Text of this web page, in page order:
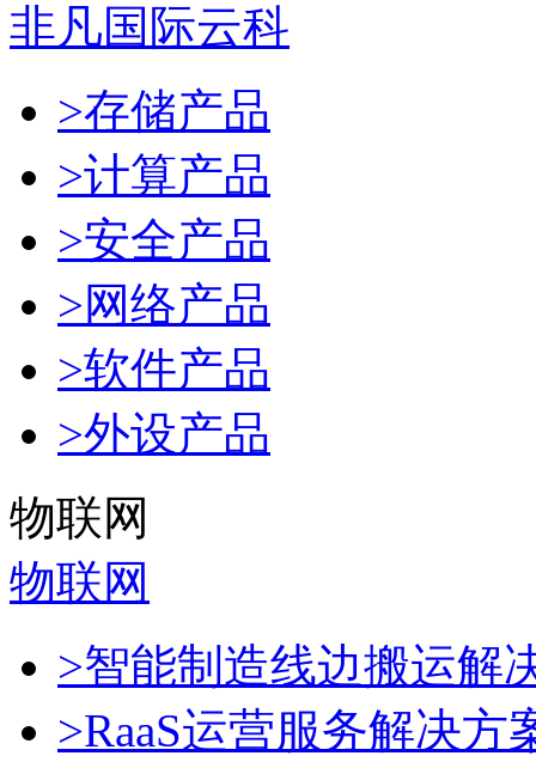
非凡国际云科
>存储产品
>计算产品
>安全产品
>网络产品
>软件产品
>外设产品
物联网
物联网
>智能制造线边搬运解
>RaaS运营服务解决方